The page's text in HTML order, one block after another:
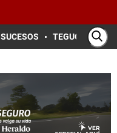
SUCESOS TEGUCIGALPA